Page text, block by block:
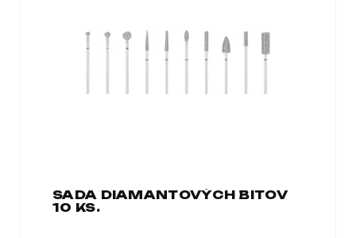
SADA DIAMANTOVÝCH BITOV
10 KS.